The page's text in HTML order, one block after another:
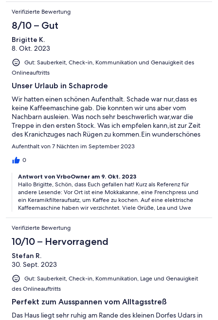
Verifizierte Bewertung
8/10 – Gut
Brigitte K.
8. Okt. 2023
Gut: Sauberkeit, Check-in, Kommunikation und Genauigkeit des
Onlineauftritts
Unser Urlaub in Schaprode
Wir hatten einen schönen Aufenthalt. Schade war nur,dass es
keine Kaffeemaschine gab. Die konnten wir uns aber vom
Nachbarn ausleien. Was noch sehr beschwerlich war,war die
Treppe in den ersten Stock. Was ich empfelen kann,ist zur Zeit
des Kranichzuges nach Rügen zu kommen.Ein wunderschönes
Naturerlebnis.
Aufenthalt von 7 Nächten im September 2023
0
Antwort von VrboOwner am 9. Okt. 2023
Hallo Brigitte, Schön, dass Euch gefallen hat! Kurz als Referenz für
andere Lesende: Vor Ort ist eine Mokkakanne, eine Frenchpress und
ein Keramikfilteraufsatz, um Kaffee zu kochen. Auf eine elektrische
Kaffeemaschine haben wir verzichntet. Viele Grüße, Lea und Uwe
Verifizierte Bewertung
10/10 – Hervorragend
Stefan R.
30. Sept. 2023
Gut: Sauberkeit, Check-in, Kommunikation, Lage und Genauigkeit
des Onlineauftritts
Perfekt zum Ausspannen vom Alltagsstreß
Das Haus liegt sehr ruhig am Rande des kleinen Dorfes Udars in